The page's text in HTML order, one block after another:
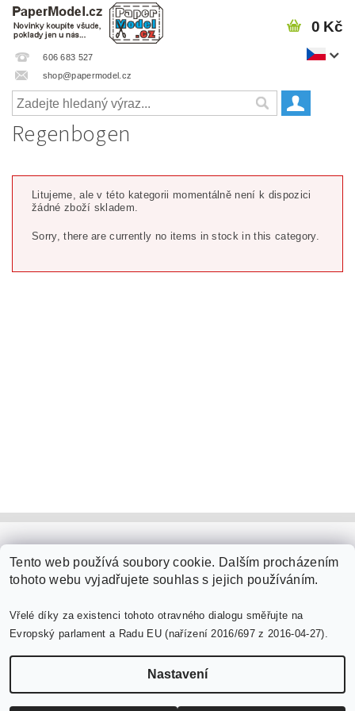
606 683 527
shop@papermodel.cz
0 Kč
Regenbogen
Litujeme, ale v této kategorii momentálně není k dispozici
žádné zboží skladem.
Sorry, there are currently no items in stock in this category.
Tento web používá soubory cookie. Dalším procházením
tohoto webu vyjadřujete souhlas s jejich používáním.
Vřelé díky za existenci tohoto otravného dialogu směřujte na
Evropský parlament a Radu EU (nařízení 2016/697 z 2016-04-27).
Nastavení